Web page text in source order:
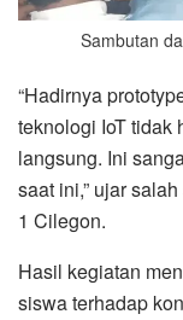
Sambutan
“Hadirnya
teknologi IoT tidak
langsung. Ini
saat ini,” ujar
1 Cilegon.
Hasil kegiatan
siswa terhadap